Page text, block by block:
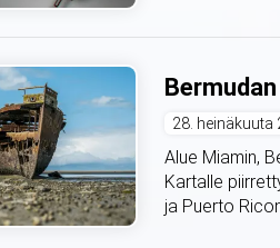
28. heinäkuuta
Alue Miamin,
Kartalle
ja Puerto